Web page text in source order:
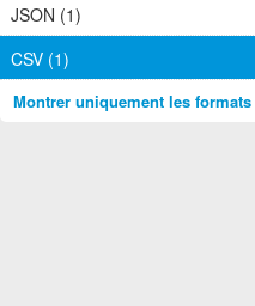
JSON (1)
CSV (1)
Montrer uniquement les